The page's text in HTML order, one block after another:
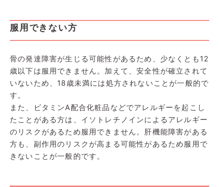
服用できない方
骨の発達障害が生じる可能性があるため、少なくとも12
歳以下は服用できません。加えて、安全性が確立されて
いないため、18歳未満には処方されないことが一般的で
す。
また、ビタミンA配合化粧品などでアレルギーを起こし
たことがある方は、イソトレチノインによるアレルギー
のリスクがあるため服用できません。肝機能障害がある
方も、副作用のリスクが高まる可能性があるため服用で
きないことが一般的です。